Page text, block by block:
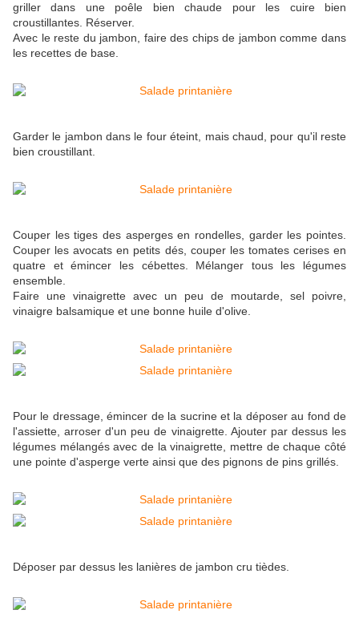
griller dans une poêle bien chaude pour les cuire bien
croustillantes. Réserver.
Avec le reste du jambon, faire des chips de jambon comme dans
les recettes de base.
Garder le jambon dans le four éteint, mais chaud, pour qu'il reste
bien croustillant.
Couper les tiges des asperges en rondelles, garder les pointes.
Couper les avocats en petits dés, couper les tomates cerises en
quatre et émincer les cébettes. Mélanger tous les légumes
ensemble.
Faire une vinaigrette avec un peu de moutarde, sel poivre,
vinaigre balsamique et une bonne huile d'olive.
Pour le dressage, émincer de la sucrine et la déposer au fond de
l'assiette, arroser d'un peu de vinaigrette. Ajouter par dessus les
légumes mélangés avec de la vinaigrette, mettre de chaque côté
une pointe d'asperge verte ainsi que des pignons de pins grillés.
Déposer par dessus les lanières de jambon cru tièdes.